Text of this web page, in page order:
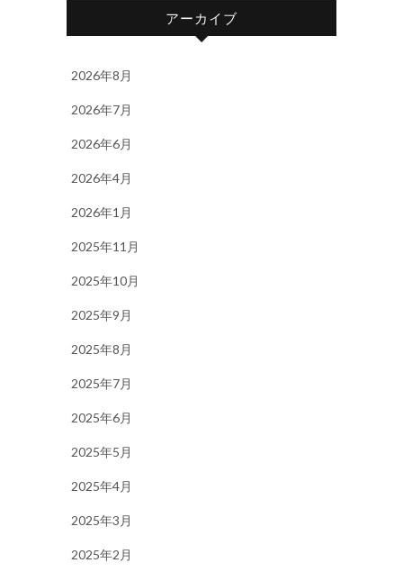
アーカイブ
2026年8月
2026年7月
2026年6月
2026年4月
2026年1月
2025年11月
2025年10月
2025年9月
2025年8月
2025年7月
2025年6月
2025年5月
2025年4月
2025年3月
2025年2月